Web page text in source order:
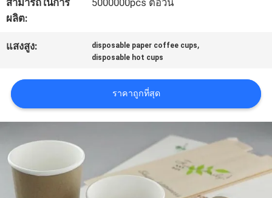
ข่าว
ขอ
ใบ
เสนอ
ราคา
แผนผัง
สามารถในการ
ผลิต:
5000000pcs ต่อวัน
แสงสูง: disposable paper coffee cups,
disposable hot cups
ราคาถูกที่สุด